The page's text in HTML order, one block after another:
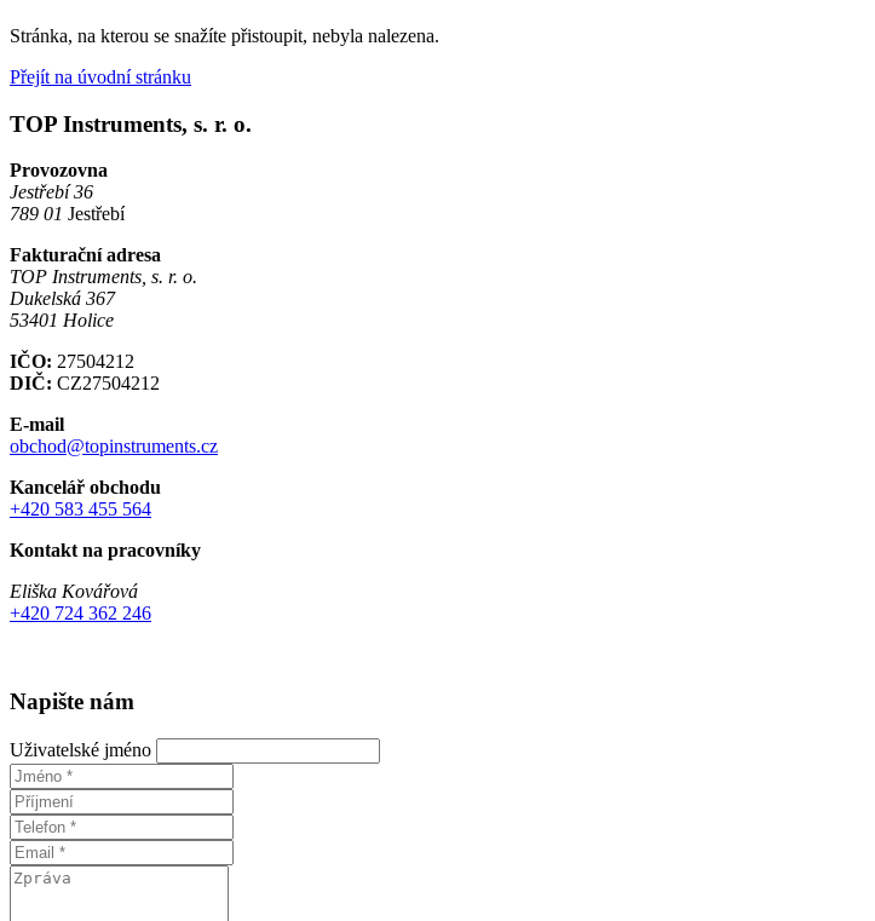
Stránka, na kterou se snažíte přistoupit, nebyla nalezena.
Přejít na úvodní stránku
TOP Instruments, s. r. o.
Provozovna
Jestřebí 36
789 01 Jestřebí
Fakturační adresa
TOP Instruments, s. r. o.
Dukelská 367
53401 Holice
IČO: 27504212
DIČ: CZ27504212
E-mail
obchod@topinstruments.cz
Kancelář obchodu
+420 583 455 564
Kontakt na pracovníky
Eliška Kovářová
+420 724 362 246
Napište nám
Uživatelské jméno